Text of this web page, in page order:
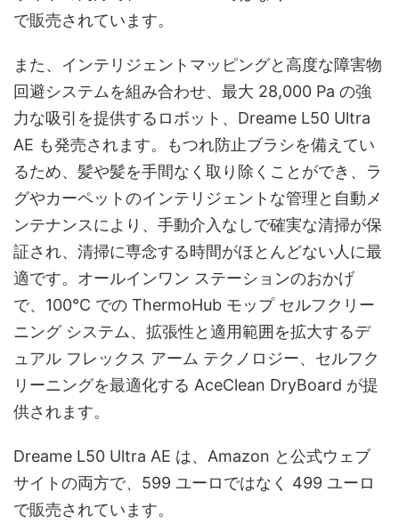
で販売されています。
また、インテリジェントマッピングと高度な障害物
回避システムを組み合わせ、最大 28,000 Pa の強
力な吸引を提供するロボット、Dreame L50 Ultra
AE も発売されます。もつれ防止ブラシを備えてい
るため、髪や髪を手間なく取り除くことができ、ラ
グやカーペットのインテリジェントな管理と自動メ
ンテナンスにより、手動介入なしで確実な清掃が保
証され、清掃に専念する時間がほとんどない人に最
適です。オールインワン ステーションのおかげ
で、100°C での ThermoHub モップ セルフクリー
ニング システム、拡張性と適用範囲を拡大するデ
ュアル フレックス アーム テクノロジー、セルフク
リーニングを最適化する AceClean DryBoard が提
供されます。
Dreame L50 Ultra AE は、Amazon と公式ウェブ
サイトの両方で、599 ユーロではなく 499 ユーロ
で販売されています。